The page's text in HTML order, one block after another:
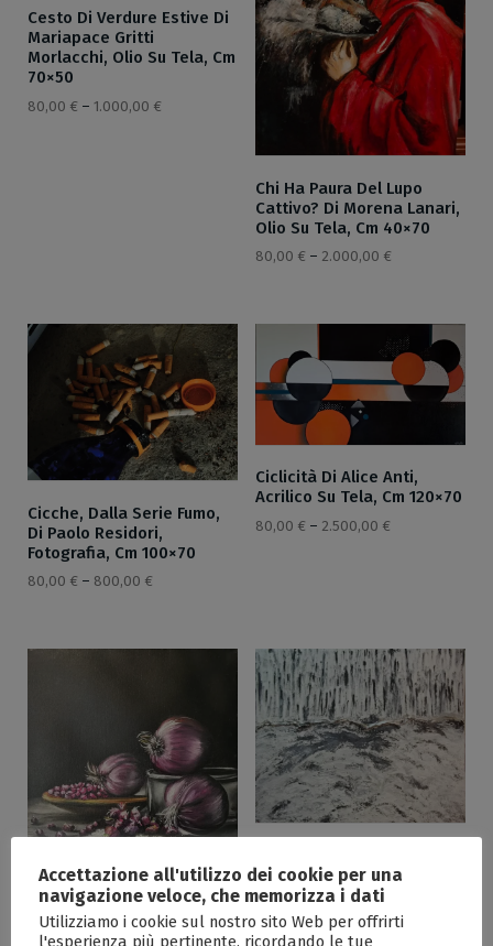
Cesto Di Verdure Estive Di
Mariapace Gritti
Morlacchi, Olio Su Tela, Cm
70×50
80,00 € – 1.000,00 €
Chi Ha Paura Del Lupo
Cattivo? Di Morena Lanari,
Olio Su Tela, Cm 40×70
80,00 € – 2.000,00 €
Cicche, Dalla Serie Fumo,
Di Paolo Residori,
Fotografia, Cm 100×70
80,00 € – 800,00 €
Ciclicità Di Alice Anti,
Acrilico Su Tela, Cm 120×70
80,00 € – 2.500,00 €
Cipolle Viola Di Emilia
Biella, Olio Su Tela, Cm
120×100
80,00€–3.200,00€
Accettazione all'utilizzo dei cookie per una
navigazione veloce, che memorizza i dati
Utilizziamo i cookie sul nostro sito Web per offrirti
l'esperienza più pertinente, ricordando le tue